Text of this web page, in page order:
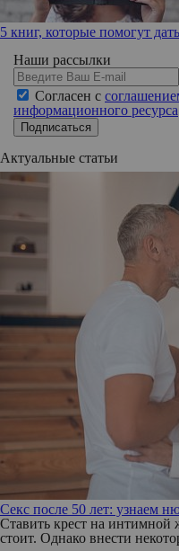
5 книг, которые помогут
Наши рассылки
Согласен с
информационного ресурса
Подписаться
Актуальные статьи
Секс после 50 лет: узнаем
Ставить крест на интимной
стоит. Однако внести